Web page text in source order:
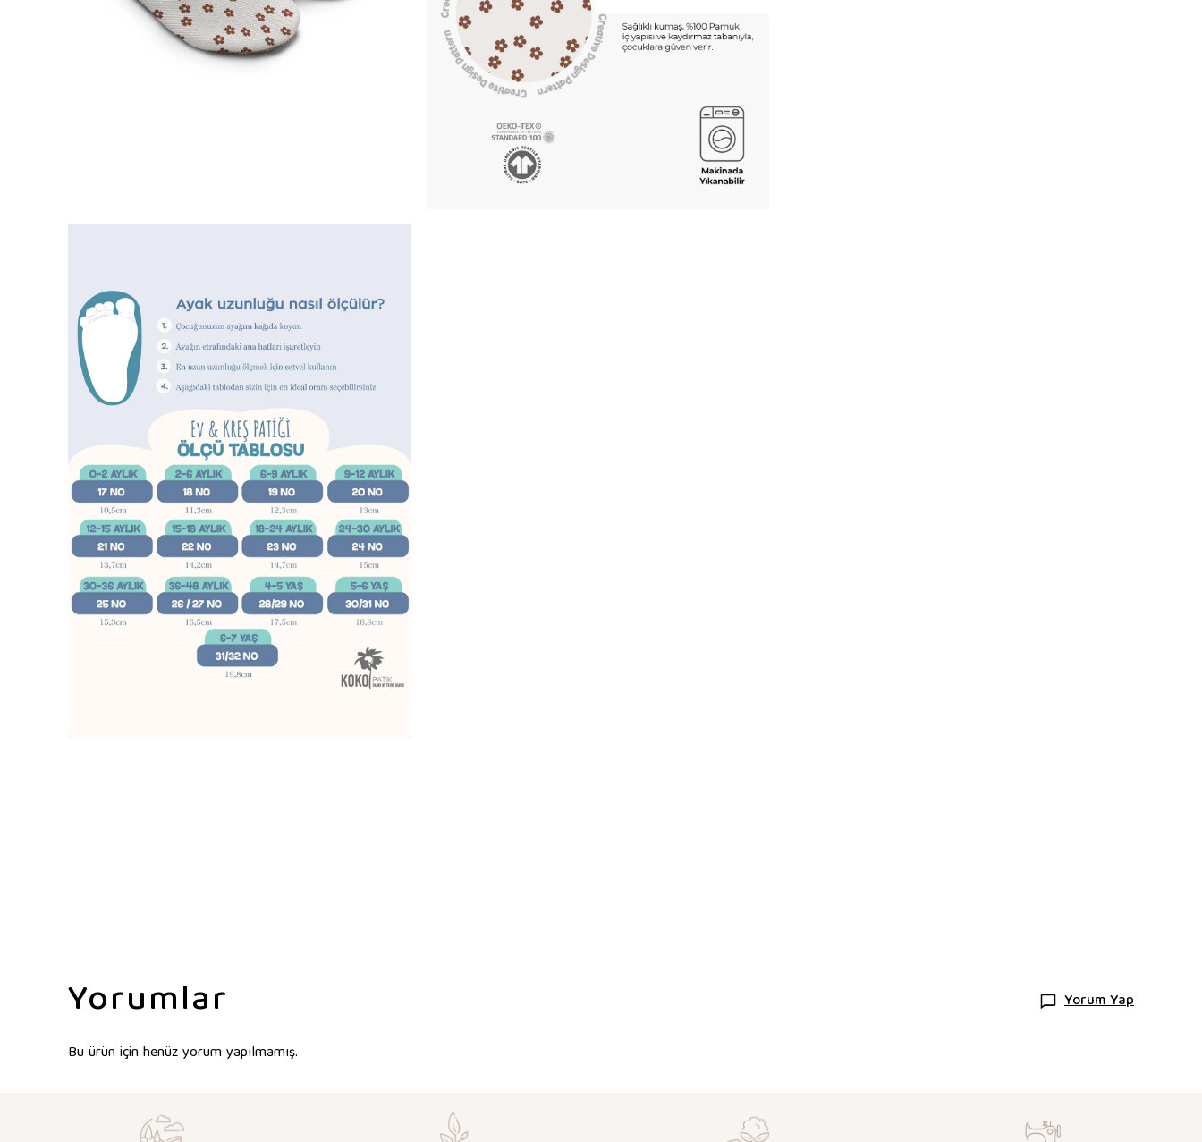
Yorumlar Yorum Yap
Bu ürün için henüz yorum yapılmamış.